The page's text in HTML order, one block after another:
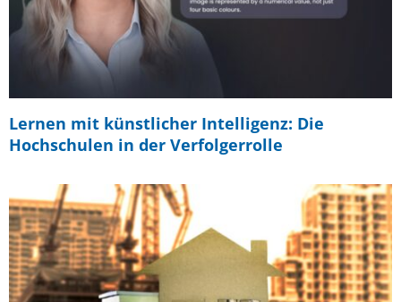
Lernen mit künstlicher Intelligenz: Die
Hochschulen in der Verfolgerrolle